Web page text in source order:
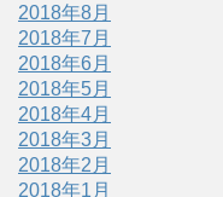
2018年8月
2018年7月
2018年6月
2018年5月
2018年4月
2018年3月
2018年2月
2018年1月